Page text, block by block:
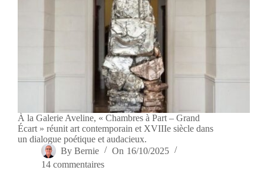
À la Galerie Aveline, « Chambres à Part – Grand
Écart » réunit art contemporain et XVIIIe siècle dans
un dialogue poétique et audacieux.
By Bernie On 16/10/2025
14 commentaires